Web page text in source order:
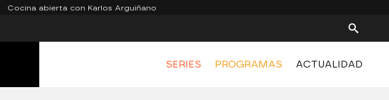
Cocina abierta con Karlos Arguiñano
SERIES PROGRAMAS ACTUALIDAD